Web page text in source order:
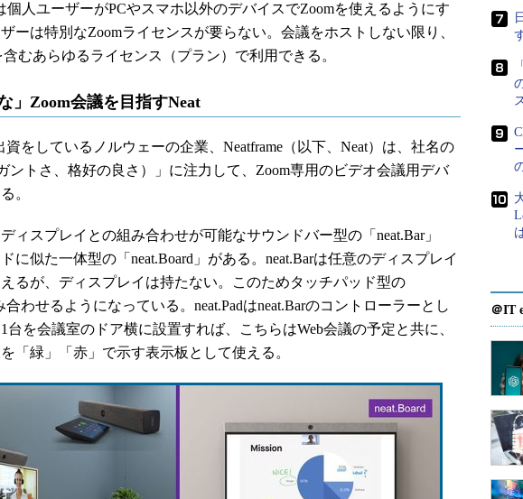
個人ユーザーがPCやスマホ以外のデバイスでZoomを使えるようにす
ーは特別なZoomライセンスが要らない。会議をホストしない限り、
むあらゆるライセンス（プラン）で利用できる。
」Zoom会議を目指すNeat
をしているノルウェーの企業、Neatframe（以下、Neat）は、社名の
ントさ、格好の良さ）」に注力して、Zoom専用のビデオ会議用デバ
。
ィスプレイとの組み合わせが可能なサウンドバー型の「neat.Bar」
に似た一体型の「neat.Board」がある。neat.Barは任意のディスプレイ
るが、ディスプレイは持たない。このためタッチパッド型の
合わせるようになっている。neat.Padはneat.Barのコントローラーとし
台を会議室のドア横に設置すれば、こちらはWeb会議の予定と共に、
「緑」「赤」で示す表示板として使える。
L
＠IT